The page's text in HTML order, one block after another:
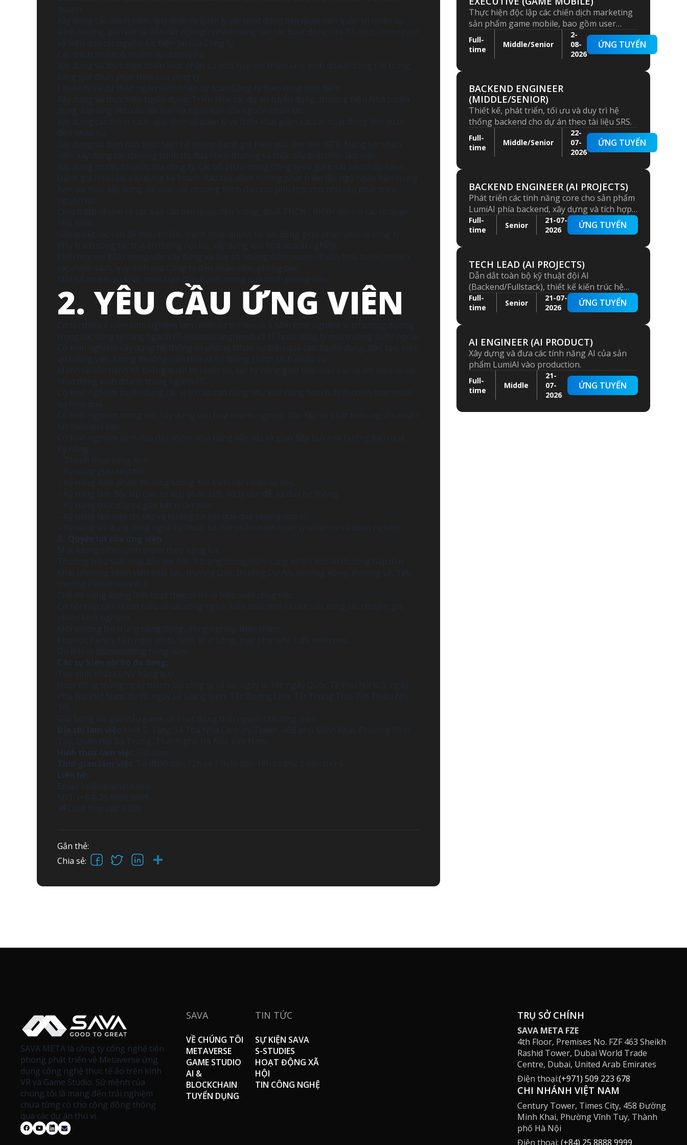
doanh.
Xây dựng các chính sách, quy định và quản lý các hoạt động liên quan đến quản trị nhân sự.
Định hướng, gắn kết và dẫn dắt đội ngũ nhằm nâng cao các hoạt động của Tổ chức, con người
và hiệu quả các nguồn lực hiện tại của Công ty.
Các trách nhiệm & nhiệm vụ chính yếu:
Xây dựng và thực hiện chiến lược nhân sự phù hợp với chiến lược kinh doanh tổng thể trong
từng giai đoạn phát triển của công ty.
Chuẩn bị và dự thảo ngân sách nhân sự toàn Công ty theo từng thời điểm.
Xây dựng và thực hiện tuyển dụng: Triển khai các dự án tuyển dụng, thương hiệu Nhà tuyển
dụng đáp ứng nhu cầu dài hạn và ngắn hạn của nguồn nhân lực.
Xây dựng các chính sách, quy định và quản lý và triển khai giám sát các hoạt động liên quan
đến nhân sự.
Xây dựng và đảm bảo thực hiện hệ thống Đánh giá Hiệu quả làm việc (KPI), Năng lực nhân
viên; xây dựng các chương trình thi đua khen thưởng và thúc đẩy tinh thần làm việc.
Xây dựng cơ cấu tổ chức của công ty, các bộ phận trong Công ty và giám sát việc chấp hành.
Đánh giá nhu cầu, xây dựng kế hoạch đào tạo, định hướng phát triển đội ngũ ngắn hạn/trung
hạn/dài hạn; xây dựng, đề xuất các chương trình đào tạo phù hợp cho nhu cầu phát triển
nguồn lực
Chịu trách nhiệm về các báo cáo liên quan đến lương, thuế TNCN , BHXH đối với các cơ quan
nhà nước.
Giải quyết các vấn đề mâu thuẫn, tranh chấp quyền lợi lao động giữa nhân viên và công ty.
Phụ trách công tác truyền thông nội bộ, xây dựng văn hoá doanh nghiệp.
Phối hợp với BGĐ trong việc xây dựng và duy trì những điểm mạnh về văn hoá, tuyên truyền
các chính sách, quy định của Công ty đến nhân viên, phòng ban.
Một số nhiệm vụ khác theo trao đổi chi tiết trong quá trình phỏng vấn.
2. YÊU CẦU ỨNG VIÊN
Có tối thiểu 6 năm kinh nghiệm làm nhân sự trở lên và 3 năm kinh nghiệm vị trí tương đương
trong các công ty cùng ngành IT, outsourcing/product IT hoặc công ty môi trường nước ngoài.
Có kinh nghiệm xây dựng hệ thống và phòng Nhân sự hiệu quả cao: tuyển dụng, đào tạo, hiệu
quả công việc, lương thưởng, văn hoá và hệ thống chính sách nhân sự.
Mạnh về vận hành hệ thống quản trị nhân sự, các kỹ năng giao tiếp xuất sắc và am hiểu về các
hoạt động kinh doanh trong ngành IT.
Có kinh nghiệm tuyển dụng các vị trí cấp cao cũng như khả năng hoạch định chiến lược nhân
sự hiệu quả.
Có kinh nghiệm trong việc xây dựng văn hoá doanh nghiệp, đào tạo và phát triển nguồn nhân
lực hiệu quả cao.
Có kinh nghiệm lãnh đạo đội nhóm, khả năng dẫn dắt và giao tiếp tạo ảnh hưởng hiệu quả.
Kỹ năng:
– Thành thạo tiếng Anh
– Kỹ năng giao tiếp tốt
– Kỹ năng đàm phán, thương lượng; tìm kiếm các nhân sự key.
– Kỹ năng làm độc lập cao, tư duy phân tích, xử lý vấn đề, tư duy hệ thống.
– Kỹ năng thúc đẩy và gắn kết nhân viên
– Kỹ năng làm việc chi tiết và hướng tới kết quả qua những con số
– Kỹ năng sử dụng công nghệ kỹ thuật số, các phần mềm quản lý nhân sự và doan nghiệp.
3. Quyền lợi của ứng viên
Mức lương offer cạnh tranh theo năng lực.
Thưởng hiệu suất hấp dẫn lên đến 3 tháng lương/năm cùng nhiều khoản thưởng hấp dẫn
khác (thưởng nhân viên xuất sắc, thưởng Quý, thưởng Dự Án, thưởng nóng, thưởng Lễ, Tết,
thưởng Performance…).
Chế độ nâng lương linh hoạt theo vị trí và hiệu suất công việc.
Cơ hội tiếp cận và tìm hiểu về các công nghệ, kiến thức mới và làm việc cùng các chuyên gia
nhiều kinh nghiệm.
Môi trường trẻ trung năng động, đồng nghiệp thân thiện;
Khu vực Pantry tiện nghi với tủ lạnh, lò vi sóng, máy pha cafe, cafe miễn phí,…
Du lịch và teambuilding hàng năm.
Các sự kiện nội bộ đa dạng:
Tiệc sinh nhật CBNV hàng quý
Hoạt động mừng ngày thành lập công ty và các ngày lễ, tết: ngày Quốc Tế Phụ Nữ 8/3, ngày
Phụ Nữ Việt Nam 20/10, ngày Lễ Giáng Sinh, Tết Dương Lịch, Tết Trung Thu, Tết Thiếu Nhi
1/6…
Giải bóng đá, giải đấu game và hoạt động tình nguyện thường niên.
Địa chỉ làm việc : Unit 5, Tầng 14 Tòa Nhà Century Tower, 458 phố Minh Khai, Phường Vĩnh
Tuy, Quận Hai Bà Trưng, Thành phố Hà Nội, Việt Nam.
Hình thức làm việc : Full time
Thời gian làm việc : Từ 8h30 đến 12h và 13h30 đến 18h từ thứ 2 đến thứ 6.
Liên hệ:
Email: hr@savameta.com
SĐT: (+84) 25 8888 9999
Lượt truy cập: 1,200
Gắn thẻ:
Chia sẻ:
Facebook
X LinkedIn
Thực hiện độc lập các chiến dịch marketing
sản phẩm game mobile, bao gồm user
acquisition, ASO, creative testing và tối ưu
hóa doanh thu quảng cáo với khả năng
phân tích – đánh giá hiệu quả, đưa ra đề
Full-
time
Middle/Senior
2-
08-
2026
ỨNG TUYỂN
BACKEND ENGINEER
(MIDDLE/SENIOR)
Thiết kế, phát triển, tối ưu và duy trì hệ
thống backend cho dự án theo tài liệu SRS.
Full-
time
Middle/Senior
22-
07-
2026
ỨNG TUYỂN
BACKEND ENGINEER (AI PROJECTS)
Phát triển các tính năng core cho sản phẩm
LumiAI phía backend, xây dựng và tích hợp
LLM/RAG pipelines, đảm bảo hiệu năng hệ
thống và chất lượng mã nguồn theo tiêu
Full-
time
Senior
21-07-
2026
ỨNG TUYỂN
TECH LEAD (AI PROJECTS)
Dẫn dắt toàn bộ kỹ thuật đội AI
(Backend/Fullstack), thiết kế kiến trúc hệ
thống AI Agent, đảm bảo chất lượng kỹ
thuật, phát triển đội ngũ và đảm bảo hệ
Full-
time
Senior
21-07-
2026
ỨNG TUYỂN
AI ENGINEER (AI PRODUCT)
Xây dựng và đưa các tính năng AI của sản
phẩm LumiAI vào production.
Full-
time
Middle
21-
07-
2026
ỨNG TUYỂN
SAVA META là công ty công nghệ tiên
phong phát triển về Metaverse ứng
dụng công nghệ thực tế ảo trên kính
VR và Game Studio. Sứ mệnh của
chúng tôi là mang đến trải nghiệm
chưa từng có cho cộng đồng thông
qua các dự án thú vị.
SAVA
VỀ CHÚNG TÔI
METAVERSE
GAME STUDIO
AI &
BLOCKCHAIN
TUYỂN DỤNG
TIN TỨC
SỰ KIỆN SAVA
S-STUDIES
HOẠT ĐỘNG XÃ
HỘI
TIN CÔNG NGHỆ
TRỤ SỞ CHÍNH
SAVA META FZE
4th Floor, Premises No. FZF 463 Sheikh
Rashid Tower, Dubai World Trade
Centre, Dubai, United Arab Emirates
Điện thoại:(+971) 509 223 678
CHI NHÁNH VIỆT NAM
Century Tower, Times City, 458 Đường
Minh Khai, Phường Vĩnh Tuy, Thành
phố Hà Nội
Điện thoại: (+84) 25 8888 9999